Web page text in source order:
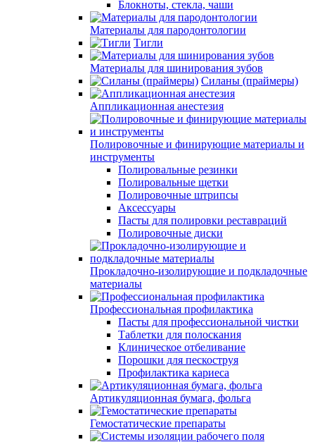
Блокноты, стекла, чаши
Материалы для пародонтологии
Тигли
Материалы для шинирования зубов
Силаны (праймеры)
Аппликационная анестезия
Полировочные и финирующие материалы и
инструменты
Полировальные резинки
Полировальные щетки
Полировочные штрипсы
Аксессуары
Пасты для полировки реставраций
Полировочные диски
Прокладочно-изолирующие и подкладочные
материалы
Профессиональная профилактика
Пасты для профессиональной чистки
Таблетки для полоскания
Клиническое отбеливание
Порошки для пескоструя
Профилактика кариеса
Артикуляционная бумага, фольга
Гемостатические препараты